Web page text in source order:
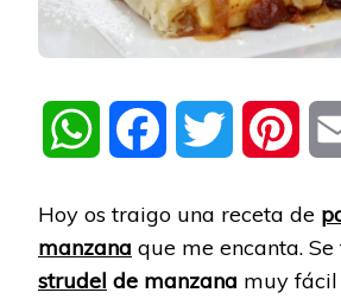
WhatsAppFacebook Twitter
Hoy os traigo una receta de
manzana que me encanta.
strudel de manzana muy